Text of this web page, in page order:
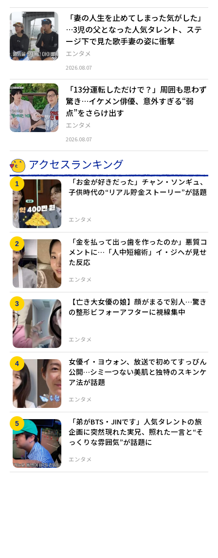
エンタメ
「妻の人生を止めてしまった気がした」
…3児の父となった人気タレント、ステ
ージ下で見た歌手妻の姿に衝撃
2026.08.07
エンタメ
「13分運転しただけで？」周囲も思わず
驚き…イケメン俳優、意外すぎる“弱
点”をさらけ出す
2026.08.07
アクセスランキング
エンタメ
「お金が好きだった」チャン・ソンギュ、
子供時代の“リアル貯金ストーリー”が話題
エンタメ
「金を払って出っ歯を作ったのか」悪質コ
メントに…「人中短縮術」イ・ジヘが見せ
た反応
エンタメ
【亡き大女優の娘】顔がまるで別人…驚き
の整形ビフォーアフターに視線集中
エンタメ
女優イ・ヨウォン、放送で初めてすっぴん
公開…シミ一つない美肌と独特のスキンケ
ア法が話題
エンタメ
「弟がBTS・JINです」人気タレントの旅
企画に突然現れた実兄、照れた一言と“そ
っくりな雰囲気”が話題に